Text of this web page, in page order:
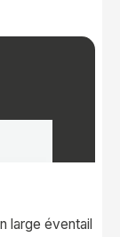
large éventail